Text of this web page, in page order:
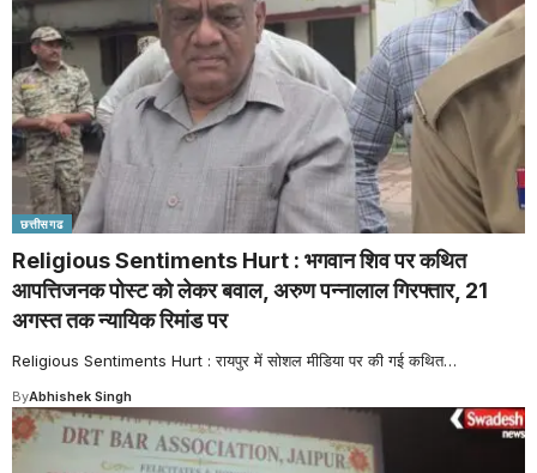
छत्तीसगढ
Religious Sentiments Hurt : भगवान शिव पर कथित
आपत्तिजनक पोस्ट को लेकर बवाल, अरुण पन्नालाल गिरफ्तार, 21
अगस्त तक न्यायिक रिमांड पर
Religious Sentiments Hurt : रायपुर में सोशल मीडिया पर की गई कथित…
ByAbhishek Singh